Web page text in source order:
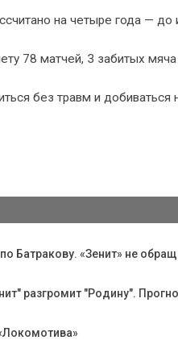
на четыре года — до
78 матчей, 3 забитых
без травм и
Батракову. «Зенит» не
разгромит "Родину".